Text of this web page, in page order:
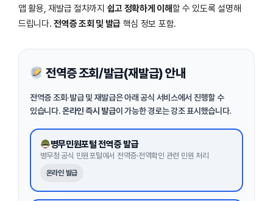
앱 활용, 재발급 절차까지 쉽고 정확하게 이해할 수 있도록 설명해
드립니다.전역증 조회 및 발급핵심 정보 포함.
전역증 조회/발급(재발급) 안내
전역증 조회·발급 및 재발급은 아래 공식 서비스에서 진행할 수
있습니다.온라인 즉시 발급이 가능한 경로는 강조 표시했습니다.
병무민원포털 전역증 발급
병무청 공식 민원포털에서 전역증·전역확인 관련 민원 처리
온라인 발급